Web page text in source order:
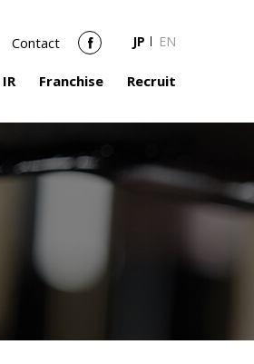
IR Franchise Recruit
Contact Facebook
JP EN